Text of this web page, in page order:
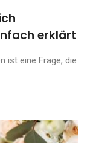
erklärt
ist eine Frage, die